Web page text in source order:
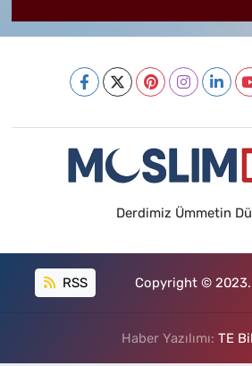
Derdimiz Ümmetin
RSS Copyright © 2023.
Haber Yazılımı: TE